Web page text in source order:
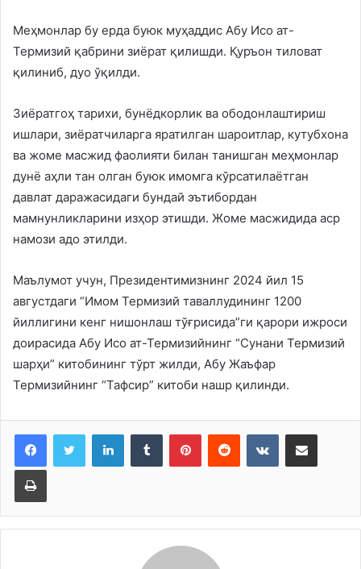
Меҳмонлар бу ерда буюк муҳаддис Абу Исо ат-
Термизий қабрини зиёрат қилишди. Қуръон тиловат
қилиниб, дуо ўқилди.
Зиёратгоҳ тарихи, бунёдкорлик ва ободонлаштириш
ишлари, зиёратчиларга яратилган шароитлар, кутубхона
ва жоме масжид фаолияти билан танишган меҳмонлар
дунё аҳли тан олган буюк имомга кўрсатилаётган
давлат даражасидаги бундай эътибордан
мамнунликларини изҳор этишди. Жоме масжидида аср
намози адо этилди.
Маълумот учун, Президентимизнинг 2024 йил 15
августдаги “Имом Термизий таваллудининг 1200
йиллигини кенг нишонлаш тўғрисида”ги қарори ижроси
доирасида Абу Исо ат-Термизийнинг “Сунани Термизий
шарҳи” китобининг тўрт жилди, Абу Жаъфар
Термизийнинг “Тафсир” китоби нашр қилинди.
LinkedInTumblr PinterestReddit VKontakteShare via Email
Print